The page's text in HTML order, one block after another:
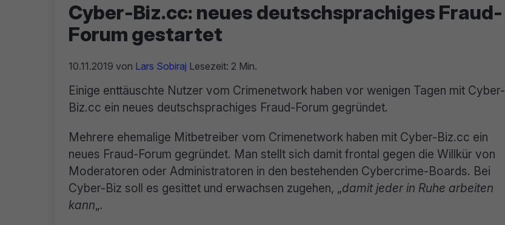
Cyber-Biz.cc: neues deutschsprachiges Fraud-
Forum gestartet
10.11.2019 von Lars Sobiraj Lesezeit: 2 Min.
Einige enttäuschte Nutzer vom Crimenetwork haben vor wenigen Tagen mit Cyber-
Biz.cc ein neues deutschsprachiges Fraud-Forum gegründet.
Mehrere ehemalige Mitbetreiber vom Crimenetwork haben mit Cyber-Biz.cc ein
neues Fraud-Forum gegründet. Man stellt sich damit frontal gegen die Willkür von
Moderatoren oder Administratoren in den bestehenden Cybercrime-Boards. Bei
Cyber-Biz soll es gesittet und erwachsen zugehen, „damit jeder in Ruhe arbeiten
kann„.